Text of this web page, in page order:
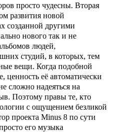
просто чудесны. Вторая
развития новой
созданной другими
нового так и не
людей,
студий, в которых, тем
вещи. Когда подобной
ценность её автоматически
сложно надеяться на
Поэтому правы те, кто
с ощущением безликой
проекта Minus 8 по сути
его музыка